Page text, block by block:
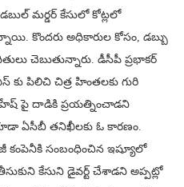
మర్డర్ కేసులో కోట్లలో
కొందరు అధికారుల కోసం, డబ్బు
చెబుతున్నారు. డీసీపీ ప్రభాకర్
పిలిచి చిత్ర హింతలకు గురి
పై దాడికి ప్రయత్నించాడని
ఏసీబీ తనిఖీలకు ఓ కారణం.
కంపెనీకి సంబంధించిన ఇష్యూలో
కేసుని డైవర్ట్ చేశాడని అప్పట్లో